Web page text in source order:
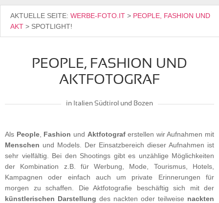
AKTUELLE SEITE: WERBE-FOTO.IT > PEOPLE, FASHION UND
AKT > SPOTLIGHT!
PEOPLE, FASHION UND
AKTFOTOGRAF
in Italien Südtirol und Bozen
Als People, Fashion und Aktfotograferstellen wir Aufnahmen mit
Menschen und Models. Der Einsatzbereich dieser Aufnahmen ist
sehr vielfältig. Bei den Shootings gibt es unzählige Möglichkeiten
der Kombination z.B. für Werbung, Mode, Tourismus, Hotels,
Kampagnen oder einfach auch um private Erinnerungen für
morgen zu schaffen. Die Aktfotografie beschäftig sich mit der
künstlerischen Darstellung des nackten oder teilweise nackten